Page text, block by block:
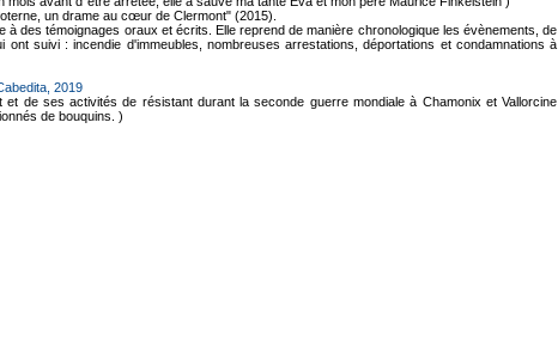
un drame au cœur de Clermont" (2015).
des témoignages oraux et écrits. Elle reprend de manière chronologique les évènements, de
suivi : incendie d'immeubles, nombreuses arrestations, déportations et condamnations à
2019
et de ses activités de résistant durant la seconde guerre mondiale à Chamonix et Vallorcine
de bouquins. )